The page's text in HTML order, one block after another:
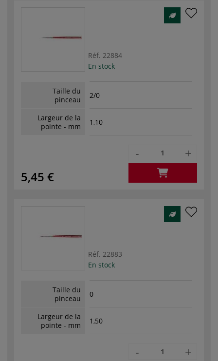
Réf. 22884
En stock
Taille du
pinceau
2/0
Largeur de la
pointe - mm
1,10
5,45 €
- +
Réf. 22883
En stock
Taille du
pinceau
0
Largeur de la
pointe - mm
1,50
- +